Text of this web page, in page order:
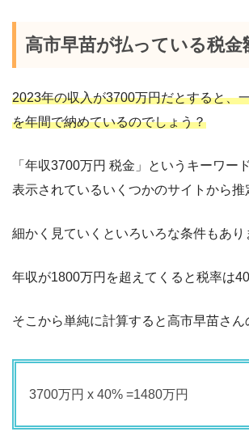
高市早苗が払っている税金
2023年の収入が3700万円だとすると、
を年間で納めているのでしょう？
「年収3700万円 税金」というキーワー
表示されているいくつかのサイトから推
細かく見ていくといろいろな条件もあり
年収が1800万円を超えてくると税率は40
そこから単純に計算すると高市早苗さん
3700万円 x 40% =1480万円